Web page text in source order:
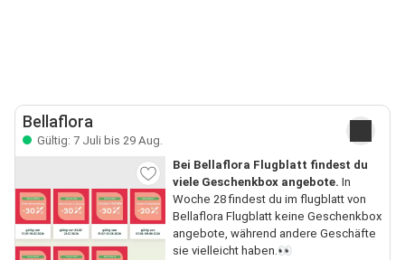
Bellaflora
Gültig: 7 Juli bis 29 Aug.
Bei Bellaflora Flugblatt findest du
viele Geschenkbox angebote. In
Woche 28 findest du im flugblatt von
Bellaflora Flugblatt keine Geschenkbox
angebote, während andere Geschäfte
sie vielleicht haben.👀